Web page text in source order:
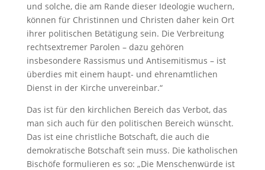
und solche, die am Rande dieser Ideologie wuchern,
können für Christinnen und Christen daher kein Ort
ihrer politischen Betätigung sein. Die Verbreitung
rechtsextremer Parolen – dazu gehören
insbesondere Rassismus und Antisemitismus – ist
überdies mit einem haupt- und ehrenamtlichen
Dienst in der Kirche unvereinbar.“
Das ist für den kirchlichen Bereich das Verbot, das
man sich auch für den politischen Bereich wünscht.
Das ist eine christliche Botschaft, die auch die
demokratische Botschaft sein muss. Die katholischen
Bischöfe formulieren es so: „Die Menschenwürde ist